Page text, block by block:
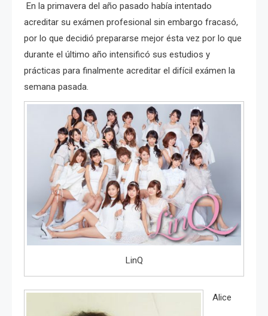
En la primavera del año pasado había intentado
acreditar su exámen profesional sin embargo fracasó,
por lo que decidió prepararse mejor ésta vez por lo que
durante el último año intensificó sus estudios y
prácticas para finalmente acreditar el difícil exámen la
semana pasada.
LinQ
Alice